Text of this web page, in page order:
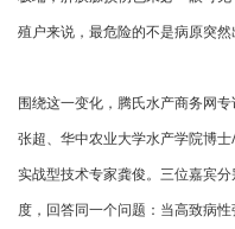
殖户来说，最危险的不是病原突
围绕这一变化，腾氏水产商务网
张超、华中农业大学水产学院博
实战型技术专家龚俊。三位嘉宾
度，回答同一个问题：当高致病